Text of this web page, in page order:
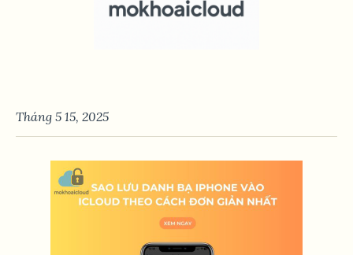
Tháng 5 15, 2025